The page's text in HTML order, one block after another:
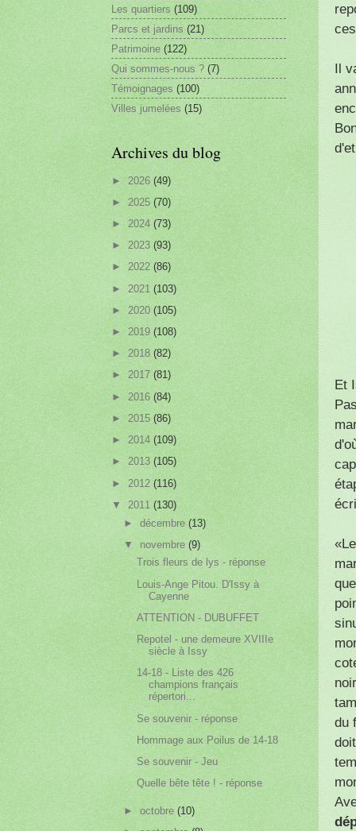
Il
Et
du
Les quartiers (109)
Parcs et jardins (21)
Patrimoine (122)
Qui sommes-nous ? (7)
Témoignages (100)
Villes jumelées (15)
Archives du blog
► 2026 (49)
► 2025 (70)
► 2024 (73)
► 2023 (93)
► 2022 (86)
► 2021 (103)
► 2020 (105)
► 2019 (108)
► 2018 (82)
► 2017 (81)
► 2016 (84)
► 2015 (86)
► 2014 (109)
► 2013 (105)
► 2012 (116)
▼ 2011 (130)
►décembre(13)
▼ novembre(9)
Trois fleurs de lys - réponse
Louis-Ange Pitou. D'Issy à
Cayenne
ATTENTION - DUBUFFET
Repotel - une demeure XVIIIe
siècle à Issy
14-18 - Liste des 426
champions français
répertori...
Se souvenir - réponse
Hommage aux Poilus de 14-18
Se souvenir - Jeu
Quelle bête tête ! - réponse
►octobre(10)